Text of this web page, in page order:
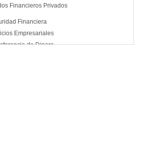
Financieros Privados
Financiera
Empresariales
de Dinero